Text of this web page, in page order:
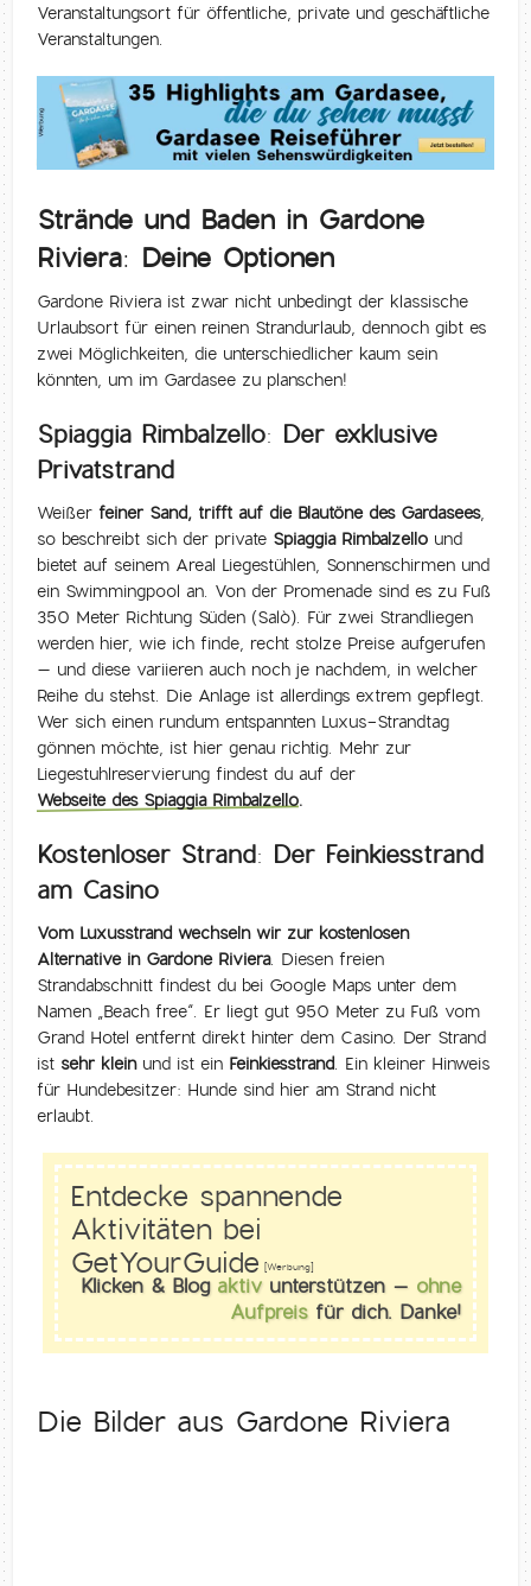
Veranstaltungsort für öffentliche, private und geschäftliche
Veranstaltungen.
Strände und Baden in Gardone
Riviera: Deine Optionen
Gardone Riviera ist zwar nicht unbedingt der klassische
Urlaubsort für einen reinen Strandurlaub, dennoch gibt es
zwei Möglichkeiten, die unterschiedlicher kaum sein
könnten, um im Gardasee zu planschen!
Spiaggia Rimbalzello: Der exklusive
Privatstrand
Weißerfeiner Sand, trifft auf die Blautöne des Gardasees,
so beschreibt sich der private Spiaggia Rimbalzello und
bietet auf seinem Areal Liegestühlen, Sonnenschirmen und
ein Swimmingpool an. Von der Promenade sind es zu Fuß
350 Meter Richtung Süden (Salò). Für zwei Strandliegen
werden hier, wie ich finde, recht stolze Preise aufgerufen
– und diese variieren auch noch je nachdem, in welcher
Reihe du stehst. Die Anlage ist allerdings extrem gepflegt.
Wer sich einen rundum entspannten Luxus-Strandtag
gönnen möchte, ist hier genau richtig. Mehr zur
Liegestuhlreservierung findest du auf der
Webseite des Spiaggia Rimbalzello.
Kostenloser Strand: Der Feinkiesstrand
am Casino
Vom Luxusstrand wechseln wir zur kostenlosen
Alternative in Gardone Riviera. Diesen freien
Strandabschnitt findest du bei Google Maps unter dem
Namen „Beach free“. Er liegt gut 950 Meter zu Fuß vom
Grand Hotel entfernt direkt hinter dem Casino. Der Strand
ist sehr kleinund ist ein Feinkiesstrand. Ein kleiner Hinweis
für Hundebesitzer: Hunde sind hier am Strand nicht
erlaubt.
Entdecke spannende
Aktivitäten bei
GetYourGuide [Werbung]
Klicken & Blog aktivunterstützen – ohne
Aufpreisfür dich. Danke!
Die Bilder aus Gardone Riviera